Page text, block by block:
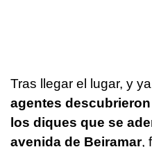
Tras llegar el lugar, y
agentes
los diques que se
avenida de Beiramar,